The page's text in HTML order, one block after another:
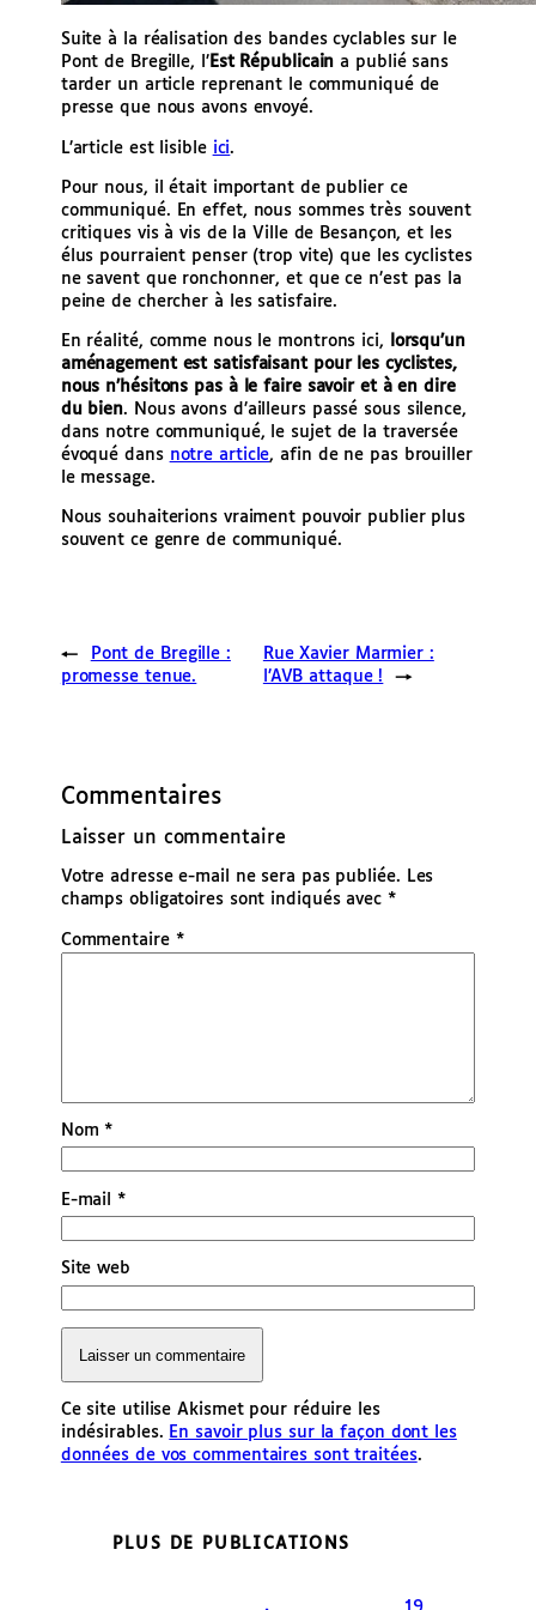
Suite à la réalisation des bandes cyclables sur le
Pont de Bregille, l’Est Républicain a publié sans
tarder un article reprenant le communiqué de
presse que nous avons envoyé.
L’article est lisible ici.
Pour nous, il était important de publier ce
communiqué. En effet, nous sommes très souvent
critiques vis à vis de la Ville de Besançon, et les
élus pourraient penser (trop vite) que les cyclistes
ne savent que ronchonner, et que ce n’est pas la
peine de chercher à les satisfaire.
En réalité, comme nous le montrons ici,
lorsqu’un
aménagement est satisfaisant pour les cyclistes,
nous n’hésitons pas à le faire savoir et à en dire
du bien. Nous avons d’ailleurs passé sous silence,
dans notre communiqué, le sujet de la traversée
évoqué dans notre article, afin de ne pas brouiller
le message.
Nous souhaiterions vraiment pouvoir publier plus
souvent ce genre de communiqué.
←
Pont de Bregille :
promesse tenue.
Rue Xavier Marmier :
l’AVB attaque !
→
Commentaires
Laisser un commentaire
Votre adresse e-mail ne sera pas publiée.
Les
champs obligatoires sont indiqués avec *
Commentaire *
Nom*
E-mail*
Site web
Ce site utilise Akismet pour réduire les
indésirables. En savoir plus sur la façon dont les
données de vos commentaires sont traitées.
PLUS DE PUBLICATIONS